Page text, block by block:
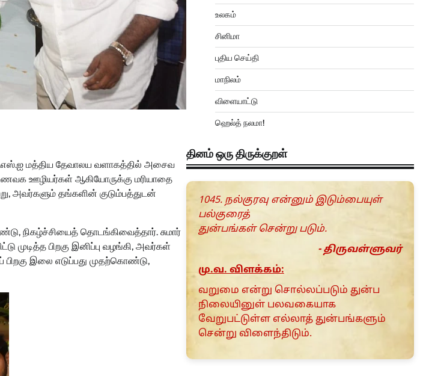
மத்திய தேவாலய வளாகத்தில் அசைவ
உணவக ஊழியர்கள் ஆகியோருக்கு மரியாதை
அவர்களும் தங்களின் குடும்பத்துடன்
நிகழ்ச்சியைத் தொடங்கிவைத்தார். சுமார்
முடித்த பிறகு இனிப்பு வழங்கி, அவர்கள்
இலை எடுப்பது முதற்கொண்டு,
உலகம்
சினிமா
புதிய செய்தி
மாநிலம்
விளையாட்டு
ஹெல்த் நலமா!
தினம் ஒரு திருக்குறள்
1045. நல்குரவு என்னும் இடும்பையுள்
பல்குரைத்
துன்பங்கள் சென்று படும்.
- திருவள்ளுவர்
மு.வ. விளக்கம்:
வறுமை என்று சொல்லப்படும் துன்ப
நிலையினுள் பலவகையாக
வேறுபட்டுள்ள எல்லாத் துன்பங்களும்
சென்று விளைந்திடும்.